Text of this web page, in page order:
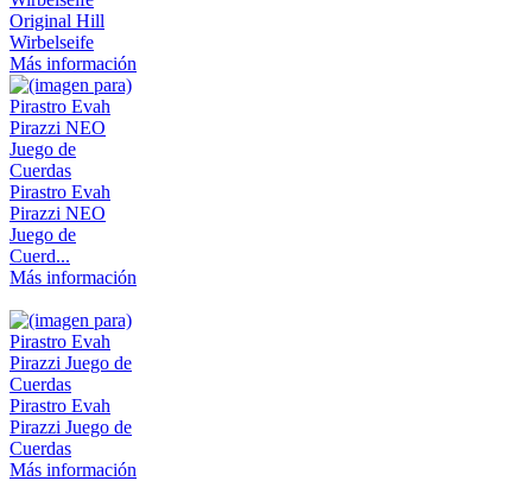
Original Hill
Wirbelseife
Más información
Pirastro Evah
Pirazzi NEO
Juego de
Cuerd...
Más información
Pirastro Evah
Pirazzi Juego de
Cuerdas
Más información